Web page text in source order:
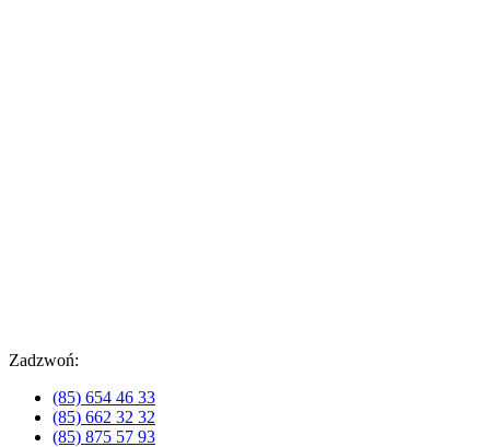
Zadzwoń:
(85) 654 46 33
(85) 662 32 32
(85) 875 57 93